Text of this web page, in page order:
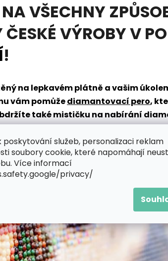
poskytování služeb, personalizaci reklam
soubory cookie, které napomáhají
Více informací
privacy/
VŠECHNY
VÝROBY V
!
na lepkavém plátně a vašim
vám pomůžediamantovací pero,
také mističku na nabírání
zábavy?